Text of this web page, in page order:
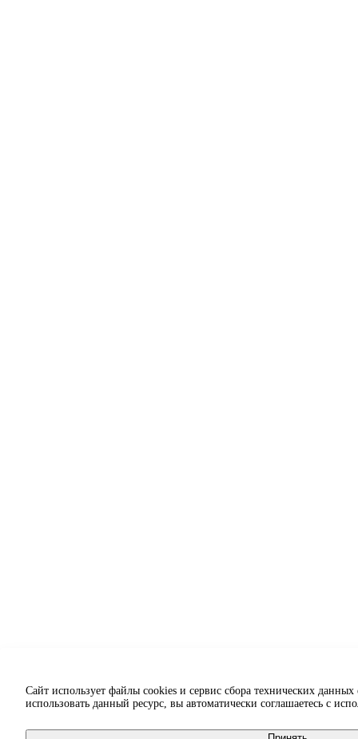
Сайт использует файлы cookies и сервис сбора технических
использовать данный ресурс, вы автоматически соглашаетесь с